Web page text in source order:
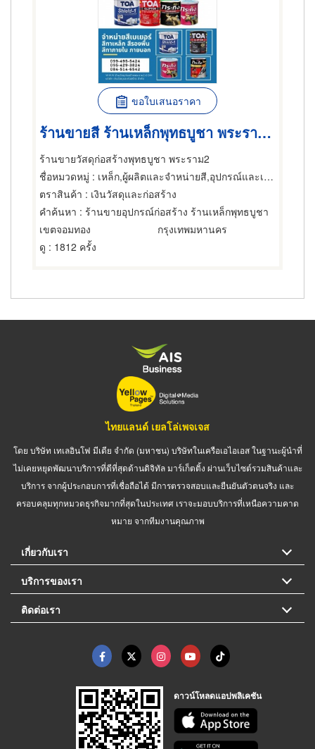
ขอใบเสนอราคา
ร้านขายสี ร้านเหล็กพุทธบูชา พระรามสอง
ร้านขายวัสดุก่อสร้างพุทธบูชา พระราม2
ชื่อหมวดหมู่ : เหล็ก,ผู้ผลิตและจำหน่ายสี,อุปกรณ์และเครื่องใช้ สำหรับช่างสี
ตราสินค้า : เงินวัสดุและก่อสร้าง
คำค้นหา : ร้านขายอุปกรณ์ก่อสร้าง ร้านเหล็กพุทธบูชา
เขตจอมทอง
กรุงเทพมหานคร
ดู : 1812 ครั้ง
ไทยแลนด์ เยลโล่เพจเจส
โดย บริษัท เทเลอินโฟ มีเดีย จำกัด (มหาชน) บริษัทในเครือเอไอเอส ในฐานะผู้นำที่
ไม่เคยหยุดพัฒนาบริการที่ดีที่สุดด้านดิจิทัล มาร์เก็ตติ้ง ผ่านเว็บไซต์รวมสินค้าและ
บริการ จากผู้ประกอบการที่เชื่อถือได้ มีการตรวจสอบและยืนยันตัวตนจริง และ
ครอบคลุมทุกหมวดธุรกิจมากที่สุดในประเทศ เราจะมอบบริการที่เหนือความคาด
หมาย จากทีมงานคุณภาพ
เกี่ยวกับเรา
บริการของเรา
ติดต่อเรา
ดาวน์โหลดแอปพลิเคชัน